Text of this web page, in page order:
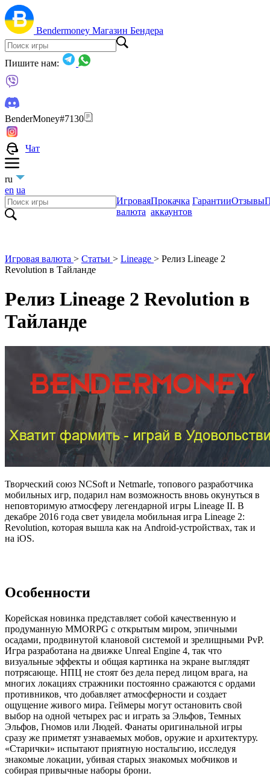
Bendermoney Магазин Бендера
Пишите нам:
BenderMoney#7130
Чат
ru
en ua
Игровая
валюта
Прокачка
аккаунтов
ГарантииОтзывы
Игровая валюта > Статьи > Lineage > Релиз Lineage 2
Revolution в Тайланде
Релиз Lineage 2 Revolution в
Тайланде
Творческий союз NCSoft и Netmarle, топового разработчика
мобильных игр, подарил нам возможность вновь окунуться в
неповторимую атмосферу легендарной игры Lineage II. В
декабре 2016 года свет увидела мобильная игра Lineage 2:
Revolution, которая вышла как на Android-устройствах, так и
на iOS.
Особенности
Корейская новинка представляет собой качественную и
продуманную MMORPG с открытым миром, эпичными
осадами, продвинутой клановой системой и зрелищными PvP.
Игра разработана на движке Unreal Engine 4, так что
визуальные эффекты и общая картинка на экране выглядят
потрясающе. НПЦ не стоят без дела перед лицом врага, на
многих локациях стражники постоянно сражаются с ордами
противников, что добавляет атмосферности и создает
ощущение живого мира. Геймеры могут остановить свой
выбор на одной четырех рас и играть за Эльфов, Темных
Эльфов, Гномов или Людей. Фанаты оригинальной игры
сразу же приметят узнаваемых мобов, оружие и архитектуру.
«Старички» испытают приятную ностальгию, исследуя
знакомые локации, убивая старых знакомых мобчиков и
собирая привычные наборы брони.